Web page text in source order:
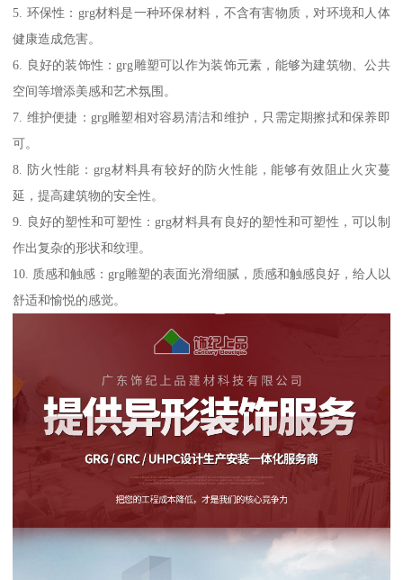
5. 环保性：grg材料是一种环保材料，不含有害物质，对环境和人体
健康造成危害。
6. 良好的装饰性：grg雕塑可以作为装饰元素，能够为建筑物、公共
空间等增添美感和艺术氛围。
7. 维护便捷：grg雕塑相对容易清洁和维护，只需定期擦拭和保养即
可。
8. 防火性能：grg材料具有较好的防火性能，能够有效阻止火灾蔓
延，提高建筑物的安全性。
9. 良好的塑性和可塑性：grg材料具有良好的塑性和可塑性，可以制
作出复杂的形状和纹理。
10. 质感和触感：grg雕塑的表面光滑细腻，质感和触感良好，给人以
舒适和愉悦的感觉。